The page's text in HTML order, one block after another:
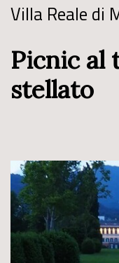
Villa Reale di
Picnic al
stellato